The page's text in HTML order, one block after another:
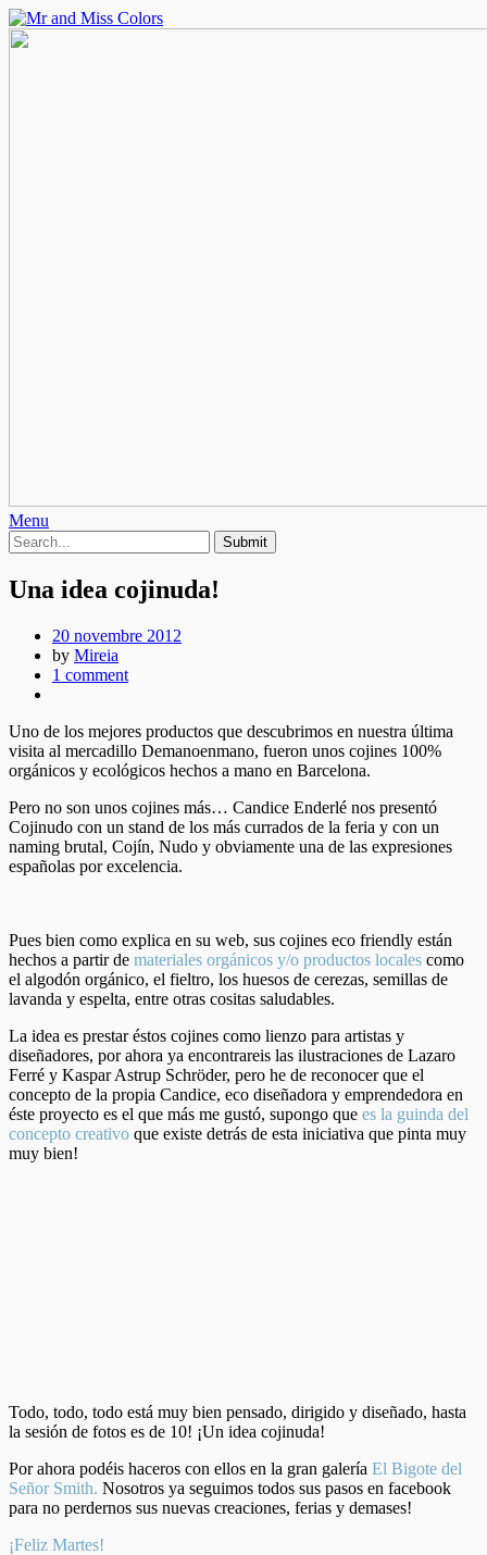
Menu
Una idea cojinuda!
20 novembre 2012
by Mireia
1 comment
Uno de los mejores productos que descubrimos en nuestra última
visita al mercadillo Demanoenmano, fueron unos cojines 100%
orgánicos y ecológicos hechos a mano en Barcelona.
Pero no son unos cojines más… Candice Enderlé nos presentó
Cojinudo con un stand de los más currados de la feria y con un
naming brutal, Cojín, Nudo y obviamente una de las expresiones
españolas por excelencia.
Pues bien como explica en su web, sus cojines eco friendly están
hechos a partir de materiales orgánicos y/o productos locales como
el algodón orgánico, el fieltro, los huesos de cerezas, semillas de
lavanda y espelta, entre otras cositas saludables.
La idea es prestar éstos cojines como lienzo para artistas y
diseñadores, por ahora ya encontrareis las ilustraciones de Lazaro
Ferré y Kaspar Astrup Schröder, pero he de reconocer que el
concepto de la propia Candice, eco diseñadora y emprendedora en
éste proyecto es el que más me gustó, supongo que es la guinda del
concepto creativo que existe detrás de esta iniciativa que pinta muy
muy bien!
Todo, todo, todo está muy bien pensado, dirigido y diseñado, hasta
la sesión de fotos es de 10! ¡Un idea cojinuda!
Por ahora podéis haceros con ellos en la gran galería El Bigote del
Señor Smith. Nosotros ya seguimos todos sus pasos en facebook
para no perdernos sus nuevas creaciones, ferias y demases!
¡Feliz Martes!